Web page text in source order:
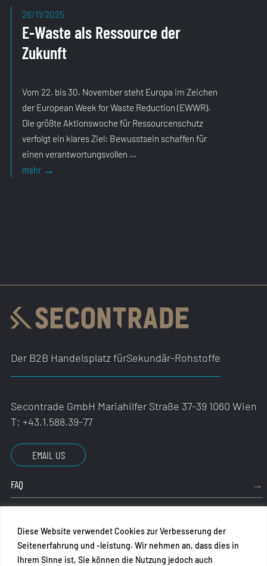
Diese Website verwendet Cookies zur Verbesserung der
Seitenerfahrung und -leistung. Wir nehmen an, dass dies in
Ihrem Sinne ist, Sie können die Nutzung jedoch auch
26/11/2025
E-Waste als Ressource der
Zukunft
Vom 22. bis 30. November steht Europa im Zeichen
der European Week for Waste Reduction (EWWR).
Die größte Aktionswoche für Ressourcenschutz
verfolgt ein klares Ziel: Bewusstsein schaffen für
einen verantwortungsvollen ...
Der B2B Handelsplatz fürSekundär-Rohstoffe
Secontrade GmbH Mariahilfer Straße 37-39 1060 Wien
T: +43.1.588.39-77
EMAIL US
FAQ
IMPRESSUM
AGB